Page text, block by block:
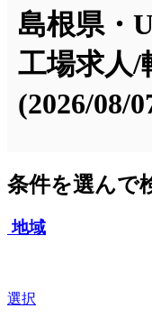
島根県・
工場求人/
(2026/08/
条件を選んで
地域
選択